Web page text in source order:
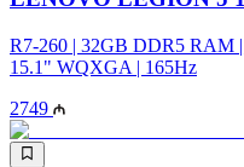
R7-260 | 32GB DDR5 RAM
15.1" WQXGA | 165Hz
2749